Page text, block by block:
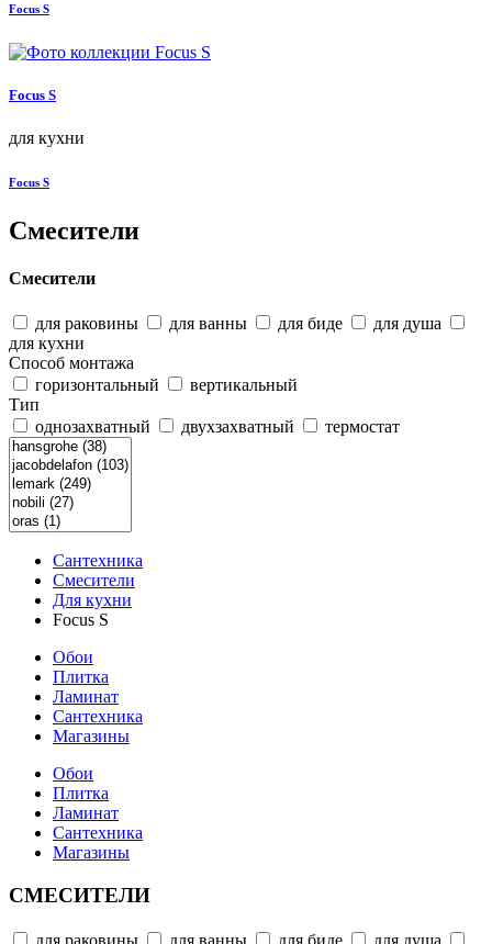
Focus S
Focus S
для кухни
Focus S
Смесители
Смесители
для раковины для ванны для биде
для душа
для кухни
Способ монтажа
горизонтальный
вертикальный
Тип
однозахватный
двухзахватный термостат
Сантехника
Смесители
Для кухни
Focus S
Обои
Плитка
Ламинат
Сантехника
Магазины
Обои
Плитка
Ламинат
Сантехника
Магазины
СМЕСИТЕЛИ
для раковины для ванны для биде для душа